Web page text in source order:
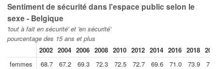
Sentiment de sécurité dans l'espace public selon le
sexe - Belgique
'tout à fait en sécurité' et 'en sécurité'
pourcentage des 15 ans et plus
2002 2004 2006 2008 2010 2012 2014 2016 2018
femmes
68.7 67.2 69.3 72.3 72.5 72.7 69.6 71.0 73.9